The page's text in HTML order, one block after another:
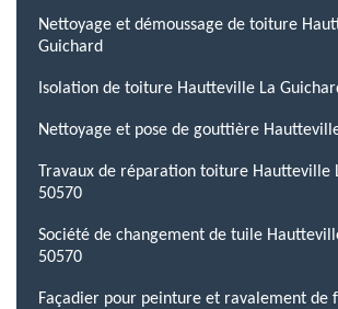
Nettoyage et démoussage de toiture
Guichard
Isolation de toiture Hautteville La
Nettoyage et pose de gouttière
Travaux de réparation toiture Hautteville
50570
Société de changement de tuile
50570
Façadier pour peinture et ravalement de